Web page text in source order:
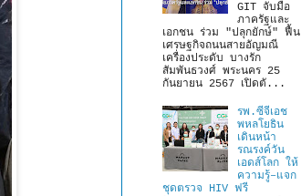
GIT จับมือ
ภาครัฐและ
เอกชน ร่วม "ปลุกยักษ์" ฟื้น
เศรษฐกิจถนนสายอัญมณี
เครื่องประดับ บางรัก
สัมพันธวงศ์ พระนคร 25
กันยายน 2567 เปิดตั...
รพ.ซีจีเอช
พหลโยธิน
เดินหน้า
รณรงค์วัน
เอดส์โลก ให้
ความรู้–แจก
ชุดตรวจ HIV ฟรี